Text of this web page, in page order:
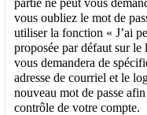
vous oubliez le mot de
utiliser la fonction « J’ai
proposée par défaut sur
vous demandera de
adresse de courriel et le
nouveau mot de passe
contrôle de votre compte.